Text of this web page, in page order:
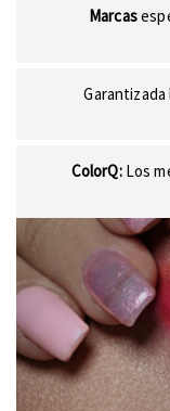
Marcas
Garantizada
ColorQ:Los